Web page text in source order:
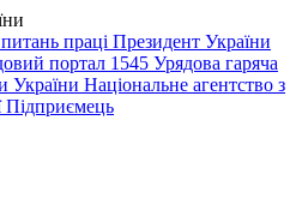
праці Президент України
портал 1545 Урядова гаряча
України Національне агентство з
Підприємець